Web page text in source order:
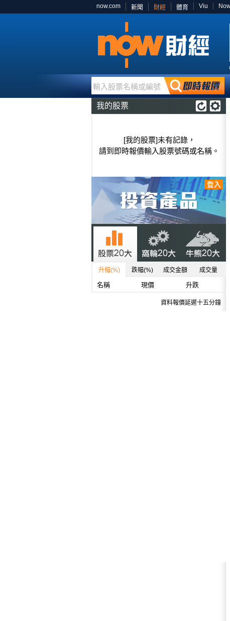
now.com 新聞 財經 體育 Viu
輸入股票名稱或編號
我的股票
[我的股票]未有記錄，
請到即時報價輸入股票號碼或名稱。
升幅(%) 跌幅(%) 成交金額 成交量
名稱 現價 升跌
資料報價延遲十五分鐘